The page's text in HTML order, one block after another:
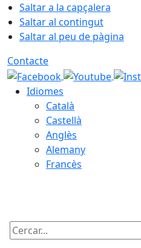
Saltar a la capçalera
Saltar al contingut
Saltar al peu de pàgina
Contacte
Idiomes
Català
Castellà
Anglès
Alemany
Francès
Cercar: